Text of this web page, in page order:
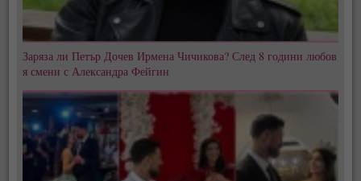
Заряза ли Петър Дочев Ирмена Чичикова? След 8 години любов
я смени с Александра Фейгин